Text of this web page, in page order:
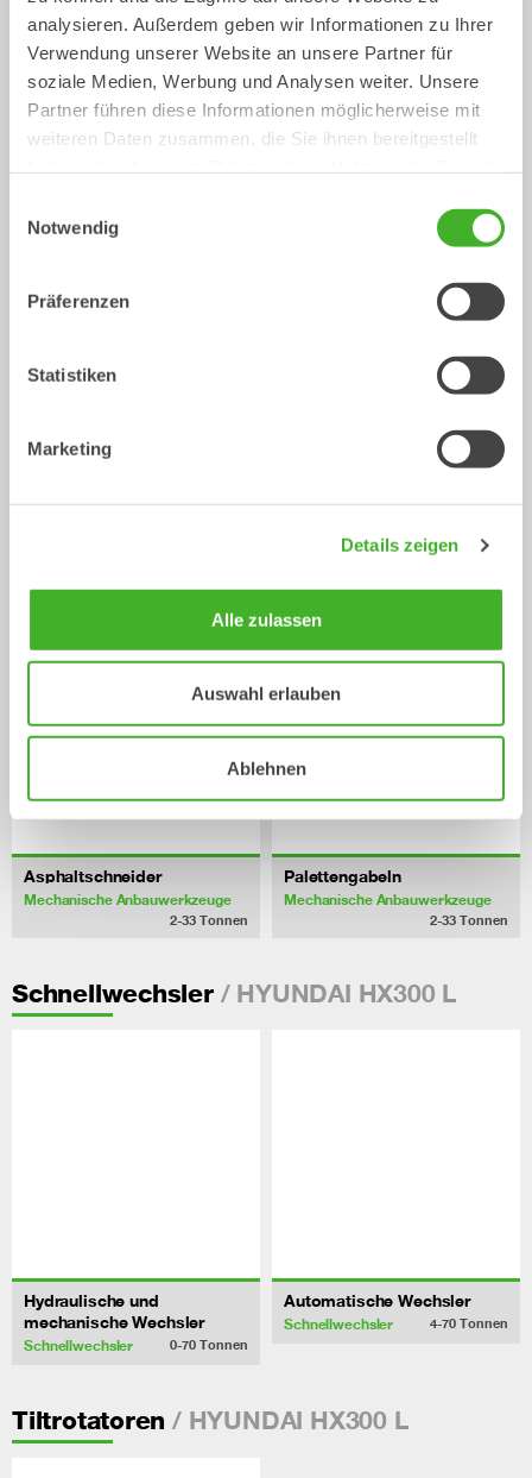
analysieren. Außerdem geben wir Informationen zu Ihrer
Verwendung unserer Website an unsere Partner für
soziale Medien, Werbung und Analysen weiter. Unsere
Partner führen diese Informationen möglicherweise mit
weiteren Daten zusammen, die Sie ihnen bereitgestellt
Notwendig
Präferenzen
Statistiken
Marketing
Details zeigen
Alle zulassen
Auswahl erlauben
Ablehnen
Tieflöffel
Löffel 0-33 Tonnen
Kabellöffel
Löffel 0-40Tonnen
HYUNDAI HX300 L
Mechanische Anbauwerkzeuge
Asphaltschneider
Mechanische Anbauwerkzeuge
2-33 Tonnen
Palettengabeln
Mechanische Anbauwerkzeuge
2-33 Tonnen
Schnellwechsler/ HYUNDAI HX300 L
Hydraulische und
mechanische Wechsler
Schnellwechsler 0-70 Tonnen
Automatische Wechsler
Schnellwechsler 4-70 Tonnen
Tiltrotatoren / HYUNDAI HX300 L